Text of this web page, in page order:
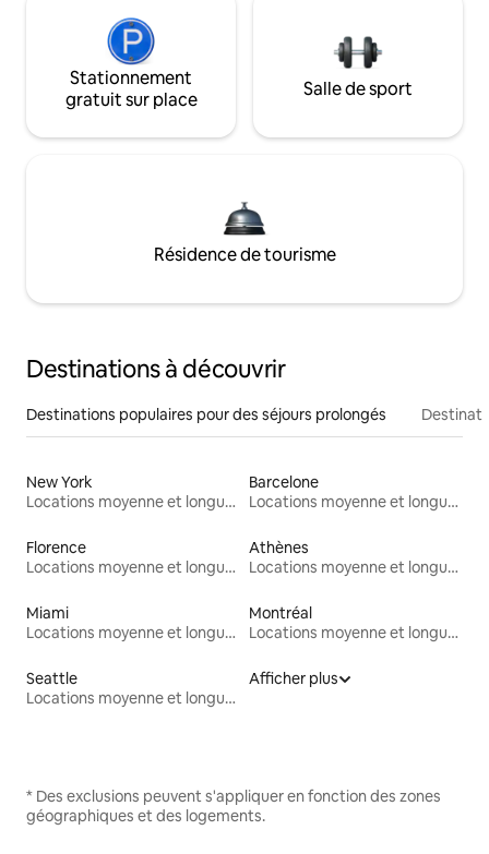
Stationnement
gratuit sur place
Salle de sport
Résidence de tourisme
Destinations à découvrir
Destinations populaires pour des séjours prolongés
New York
Locations moyenne et longue durée
Barcelone
Locations moyenne et longue durée
Florence
Locations moyenne et longue durée
Athènes
Locations moyenne et longue durée
Miami
Locations moyenne et longue durée
Montréal
Locations moyenne et longue durée
Seattle
Locations moyenne et longue durée
Afficher plus
* Des exclusions peuvent s'appliquer en fonction des zones
géographiques et des logements.